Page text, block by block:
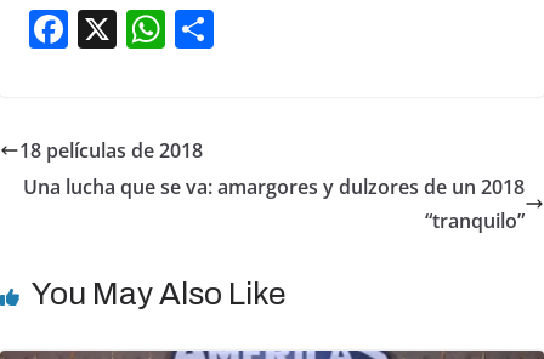
F
e
b
k
X W
s
A
18 películas de 2018
Una lucha que se va: amargores y dulzores de un 2018
“tranquilo”
You May Also Like